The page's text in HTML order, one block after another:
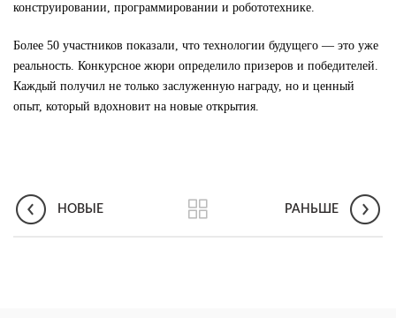
конструировании, программировании и робототехнике.
Более 50 участников показали, что технологии будущего — это уже
реальность. Конкурсное жюри определило призеров и победителей.
Каждый получил не только заслуженную награду, но и ценный
опыт, который вдохновит на новые открытия.
НОВЫЕ РАНЬШЕ